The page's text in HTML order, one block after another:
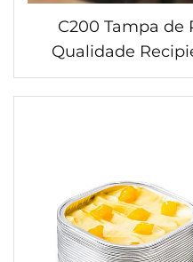
C200 Tampa de
Qualidade
Descartáveis
Alumínio Dourada